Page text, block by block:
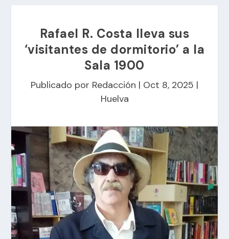
Rafael R. Costa lleva sus
‘visitantes de dormitorio’ a la
Sala 1900
Publicado por Redacción | Oct 8, 2025 |
Huelva